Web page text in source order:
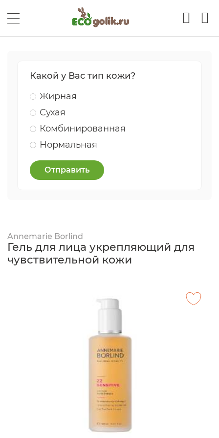
Какой у Вас тип кожи?
Жирная
Сухая
Комбинированная
Нормальная
Отправить
Annemarie Borlind
Гель для лица укрепляющий для
чувствительной кожи